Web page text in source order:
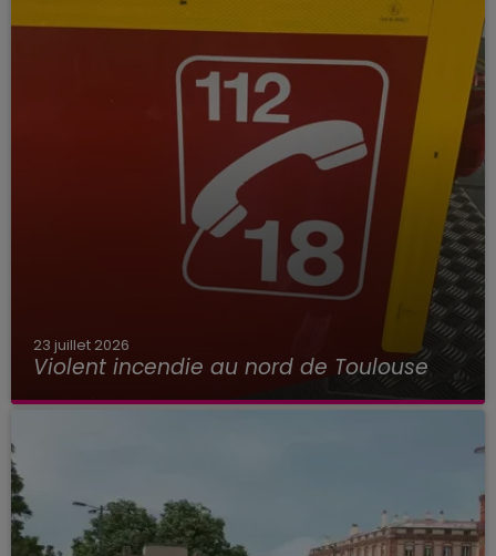
23 juillet 2026
Violent incendie au nord de Toulouse